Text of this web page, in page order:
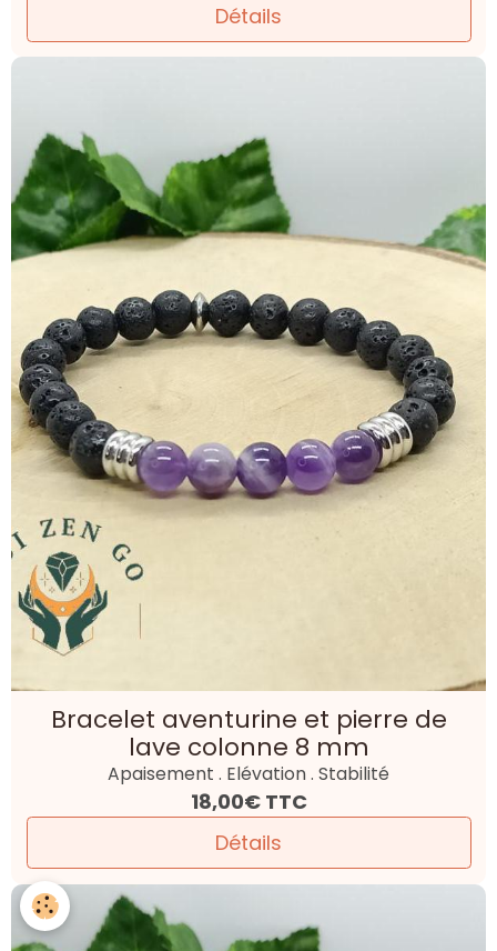
Détails
Bracelet aventurine et pierre de
lave colonne 8 mm
Apaisement . Elévation . Stabilité
18,00€ TTC
Détails